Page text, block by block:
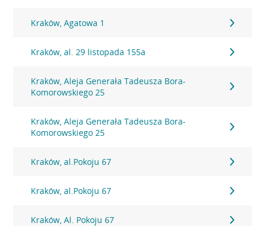
Kraków, Agatowa 1
Kraków, al. 29 listopada 155a
Kraków, Aleja Generała Tadeusza Bora-
Komorowskiego 25
Kraków, Aleja Generała Tadeusza Bora-
Komorowskiego 25
Kraków, al.Pokoju 67
Kraków, al.Pokoju 67
Kraków, Al. Pokoju 67